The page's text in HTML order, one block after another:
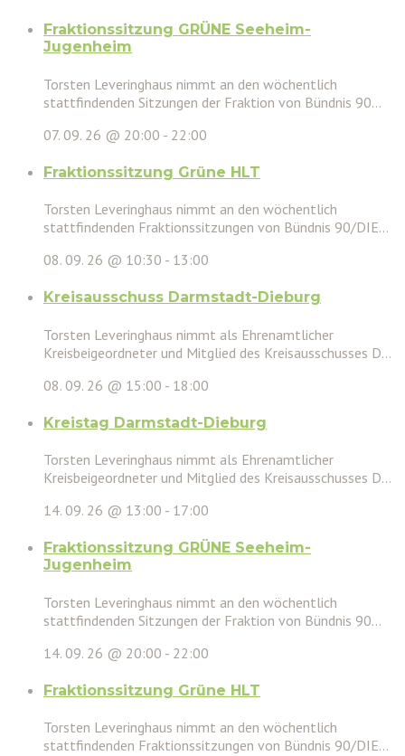
Fraktionssitzung GRÜNE Seeheim-
Jugenheim
Torsten Leveringhaus nimmt an den wöchentlich
stattfindenden Sitzungen der Fraktion von Bündnis 90...
07. 09. 26 @ 20:00 - 22:00
Fraktionssitzung Grüne HLT
Torsten Leveringhaus nimmt an den wöchentlich
stattfindenden Fraktionssitzungen von Bündnis 90/DIE...
08. 09. 26 @ 10:30 - 13:00
Kreisausschuss Darmstadt-Dieburg
Torsten Leveringhaus nimmt als Ehrenamtlicher
Kreisbeigeordneter und Mitglied des Kreisausschusses D...
08. 09. 26 @ 15:00 - 18:00
Kreistag Darmstadt-Dieburg
Torsten Leveringhaus nimmt als Ehrenamtlicher
Kreisbeigeordneter und Mitglied des Kreisausschusses D...
14. 09. 26 @ 13:00 - 17:00
Fraktionssitzung GRÜNE Seeheim-
Jugenheim
Torsten Leveringhaus nimmt an den wöchentlich
stattfindenden Sitzungen der Fraktion von Bündnis 90...
14. 09. 26 @ 20:00 - 22:00
Fraktionssitzung Grüne HLT
Torsten Leveringhaus nimmt an den wöchentlich
stattfindenden Fraktionssitzungen von Bündnis 90/DIE...